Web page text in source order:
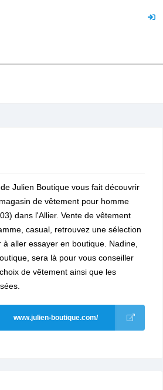
Julien Boutique vous fait découvrir
de vêtement pour homme
dans l'Allier. Vente de vêtement
casual, retrouvez une sélection
aller essayer en boutique. Nadine,
sera là pour vous conseiller
de vêtement ainsi que les
www.julien-boutique.com/